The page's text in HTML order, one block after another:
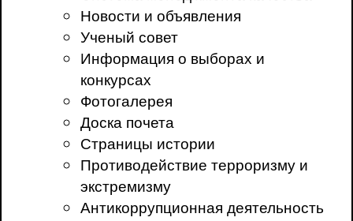
Новости и объявления
Ученый совет
Информация о выборах и
конкурсах
Фотогалерея
Доска почета
Страницы истории
Противодействие терроризму и
экстремизму
Антикоррупционная деятельность